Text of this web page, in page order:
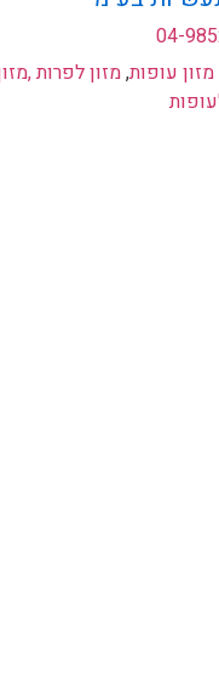
04-
עופות,מזון לפרות